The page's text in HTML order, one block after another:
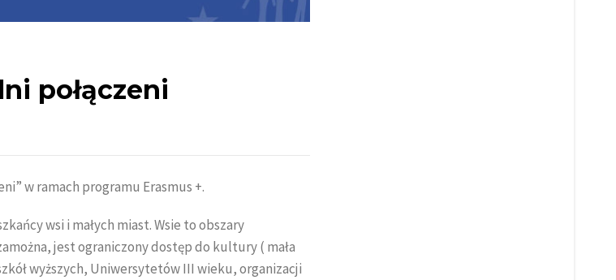
połączeni
w ramach programu Erasmus +.
wsi i małych miast. Wsie to obszary
jest ograniczony dostęp do kultury ( mała
wyższych, Uniwersytetów III wieku, organizacji